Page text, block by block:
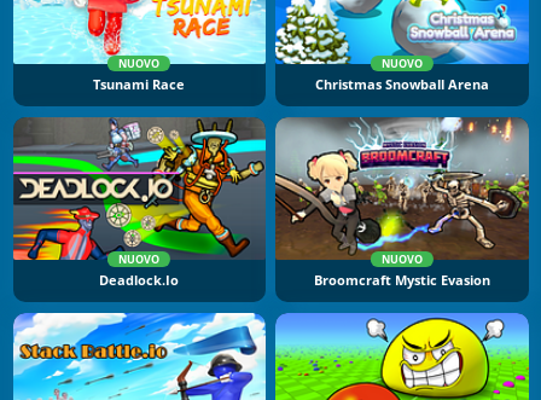
NUOVO
Tsunami Race
NUOVO
Christmas Snowball Arena
NUOVO
Deadlock.io
NUOVO
Broomcraft Mystic Evasion